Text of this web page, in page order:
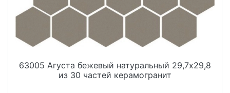
63005 Агуста бежевый натуральный 29,7х29,8
из 30 частей керамогранит